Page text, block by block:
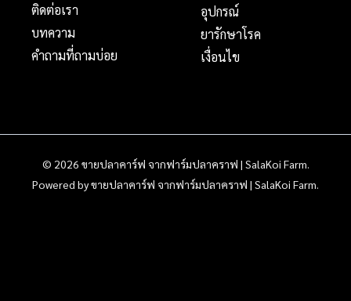
ติดต่อเรา
บทความ
คำถามที่ถามบ่อย
อุปกรณ์
ยารักษาโรค
เงื่อนไข
© 2026 ขายปลาคาร์ฟ จากฟาร์มปลาคราฟ | SalaKoi Farm.
Powered by ขายปลาคาร์ฟ จากฟาร์มปลาคราฟ | SalaKoi Farm.